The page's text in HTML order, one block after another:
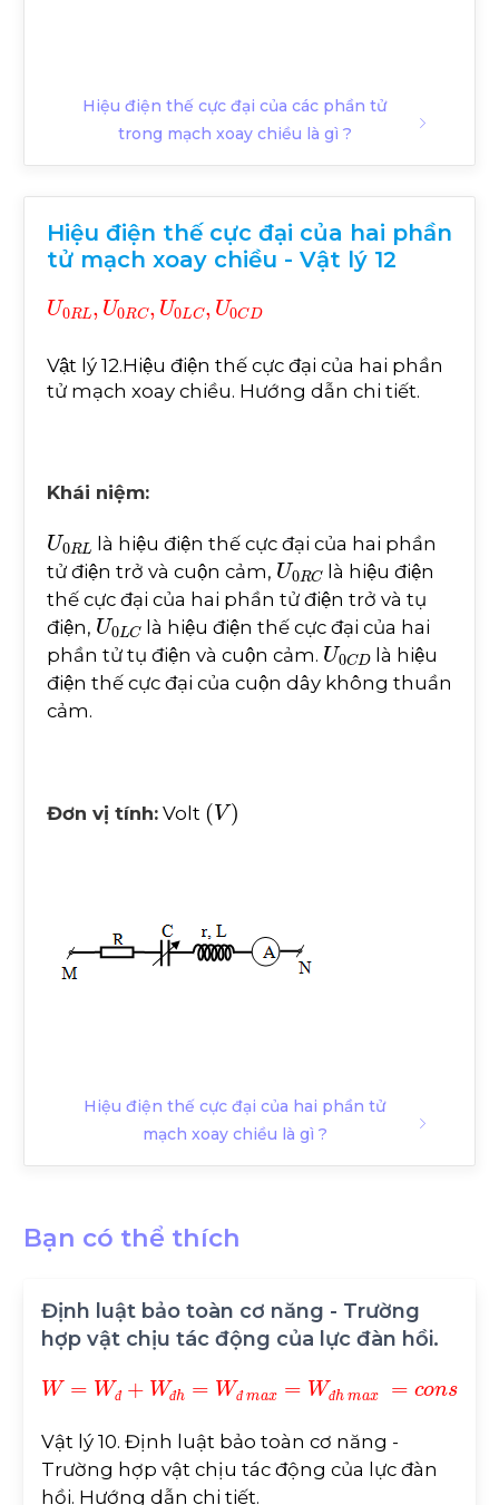
Hiệu điện thế cực đại của các phần tử
trong mạch xoay chiều là gì ?
Hiệu điện thế cực đại của hai phần
tử mạch xoay chiều - Vật lý 12
U0 L,U C, LC
Vật lý 12.Hiệu điện thế cực đại của hai phần
tử mạch xoay chiều. Hướng dẫn chi tiết.
Khái niệm:
U0 Llà hiệu điện thế cực đại của hai phần
tử điện trở và cuộn cảm, U0RClà hiệu điện
thế cực đại của hai phần tử điện trở và tụ
điện, U0LC
là hiệu điện thế cực đại của hai
phần tử tụ điện và cuộn cảm. U0CDlà hiệu
điện thế cực đại của cuộn dây không thuần
cảm.
Đơn vị tính: Volt V
Hiệu điện thế cực đại của hai phần tử
mạch xoay chiều là gì ?
Bạn có thể thích
Định luật bảo toàn cơ năng - Trường
hợp vật chịu tác động của lực đàn hồi.
W Wđ Wđh Wđ Wđ
Vật lý 10. Định luật bảo toàn cơ năng -
Trường hợp vật chịu tác động của lực đàn
hồi. Hướng dẫn chi tiết.